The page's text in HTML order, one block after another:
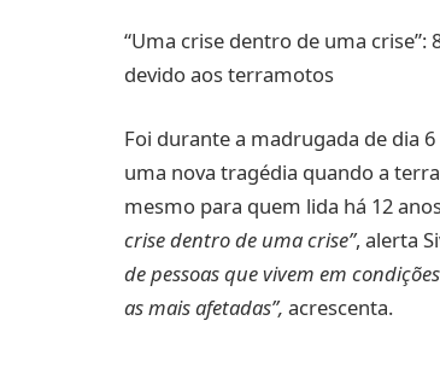
“Uma crise dentro de uma crise”:
devido aos terramotos
Foi durante a madrugada de dia
uma nova tragédia quando a
mesmo para quem lida há 12
crise dentro de uma crise”, alerta
de pessoas que vivem em
as mais afetadas”, acrescenta.